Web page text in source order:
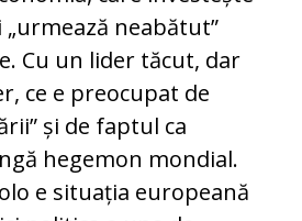
„urmează neabătut”
Cu un lider tăcut, dar
ce e preocupat de
și de faptul ca
hegemon mondial.
e situația europeană